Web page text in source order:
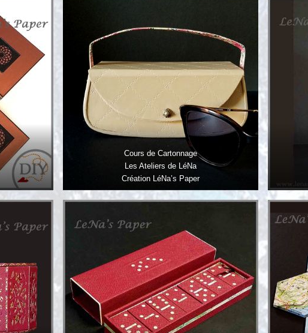
Cours de Cartonnage
Les Ateliers de LéNa
Création LéNa’s Paper